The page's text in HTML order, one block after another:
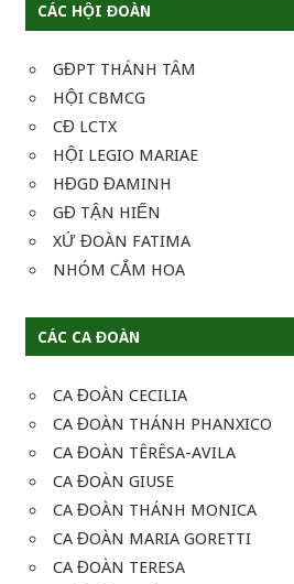
CÁC HỘI ĐOÀN
GĐPT THÁNH TÂM
HỘI CBMCG
CĐ LCTX
HỘI LEGIO MARIAE
HĐGD ĐAMINH
GĐ TẬN HIẾN
XỨ ĐOÀN FATIMA
NHÓM CẮM HOA
CÁC CA ĐOÀN
CA ĐOÀN CECILIA
CA ĐOÀN THÁNH PHANXICO
CA ĐOÀN TÊRÊSA-AVILA
CA ĐOÀN GIUSE
CA ĐOÀN THÁNH MONICA
CA ĐOÀN MARIA GORETTI
CA ĐOÀN TERESA